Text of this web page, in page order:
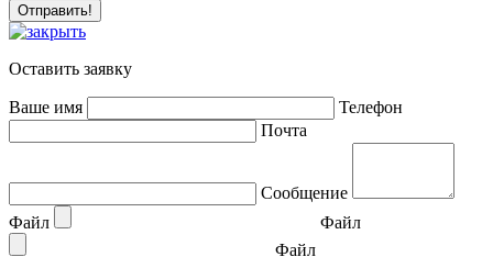
Оставить заявку
Ваше имя
Телефон
Почта
Сообщение
Файл
Файл
Файл